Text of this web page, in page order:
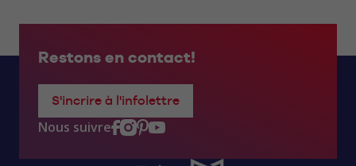
Restons en contact!
S'incrire à l'infolettre
Nous suivre